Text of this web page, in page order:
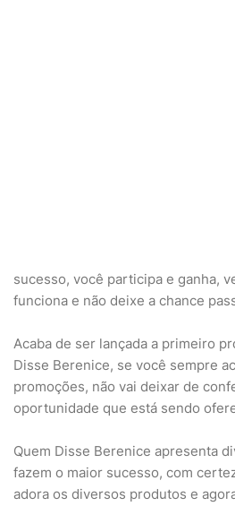
sucesso, você participa e ganha,
funciona e não deixe a chance
Acaba de ser lançada a primeiro
Disse Berenice, se você sempre
promoções, não vai deixar de
oportunidade que está sendo
Quem Disse Berenice apresenta
fazem o maior sucesso, com
adora os diversos produtos e